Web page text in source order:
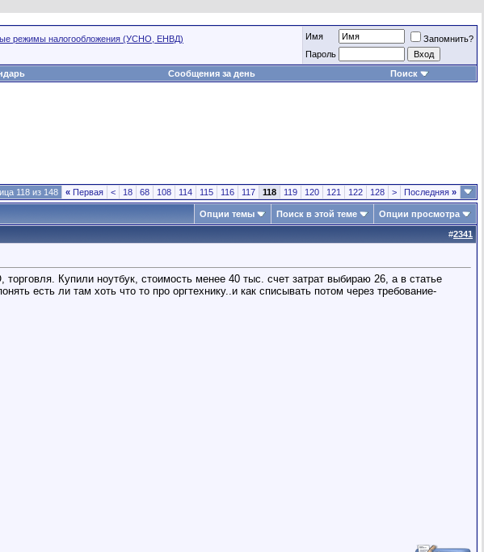
режимы налогообложения (УСНО, ЕНВД) Имя
Запомнить?
Пароль
Сообщения за день Поиск
118 из 148 « Первая < 18 68 108 114 115 116 117 118 119 120 121 122 128 > Последняя »
Опции темы Поиск в этой теме Опции просмотра
#2341
Купили ноутбук, стоимость менее 40 тыс. счет затрат выбираю 26, а в статье
есть ли там хоть что то про оргтехнику..и как списывать потом через требование-